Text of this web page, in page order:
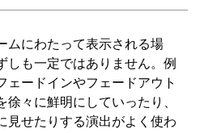
ムにわたって表示される場
しも一定ではありません。例
ェードインやフェードアウト
徐々に鮮明にしていったり、
見せたりする演出がよく使わ